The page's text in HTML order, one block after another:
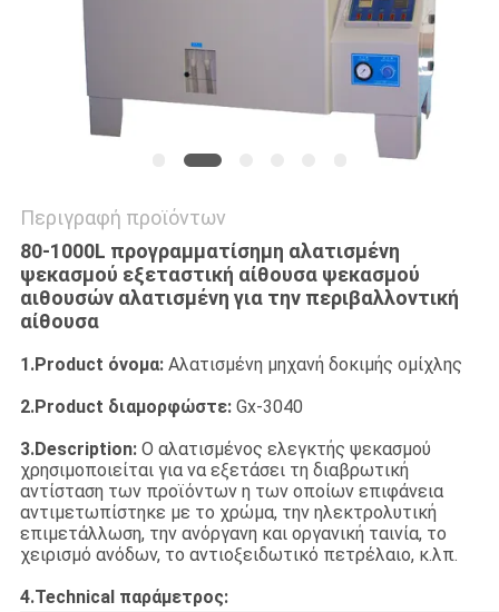
Περιγραφή προϊόντων
80-1000L προγραμματίσημη αλατισμένη
ψεκασμού εξεταστική αίθουσα ψεκασμού
αιθουσών αλατισμένη για την περιβαλλοντική
αίθουσα
1.Product όνομα: Αλατισμένη μηχανή δοκιμής ομίχλης
2.Product διαμορφώστε: Gx-3040
3.Description: Ο αλατισμένος ελεγκτής ψεκασμού
χρησιμοποιείται για να εξετάσει τη διαβρωτική
αντίσταση των προϊόντων η των οποίων επιφάνεια
αντιμετωπίστηκε με το χρώμα, την ηλεκτρολυτική
επιμετάλλωση, την ανόργανη και οργανική ταινία, το
χειρισμό ανόδων, το αντιοξειδωτικό πετρέλαιο, κ.λπ.
4.Technical παράμετρος: